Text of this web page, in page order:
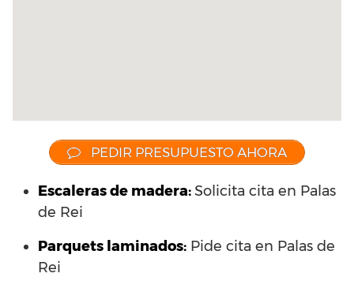
PEDIR PRESUPUESTO AHORA
Escaleras de madera:Solicita cita en Palas
de Rei
Parquets laminados: Pide cita en Palas de
Rei